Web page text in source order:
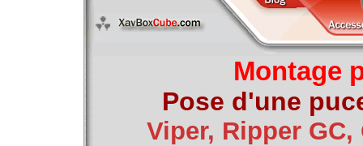
Montage
Pose d'une
Viper, Ripper